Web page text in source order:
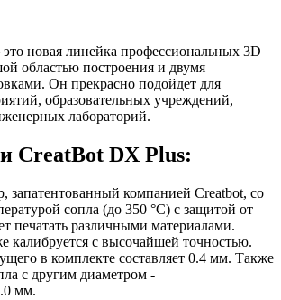
новая линейка профессиональных 3D
областью построения и двумя
Он прекрасно подойдет для
образовательных учреждений,
лабораторий.
CreatBot DX Plus:
запатентованный компанией Creatbot, со
сопла (до 350 °C) с защитой от
печатать различными материалами.
калибруется с высочайшей точностью.
в комплекте составляет 0.4 мм. Также
с другим диаметром -
мм.